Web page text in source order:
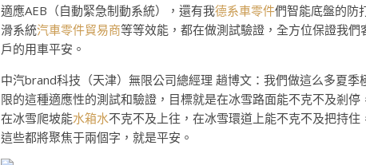
適應AEB（自動緊急制動系統），還有我德系車零件們智能底盤的防
滑系統汽車零件貿易商等等效能，都在做測試驗證，全方位保證我們
戶的用車平安。
中汽brand科技（天津）無限公司總經理 趙博文：我們做這么多夏季
限的這種適應性的測試和驗證，目標就是在冰雪路面能不克不及剎停
在冰雪爬坡能水箱水不克不及上往，在冰雪環道上能不克不及把持住
這些都將聚焦于兩個字，就是平安。